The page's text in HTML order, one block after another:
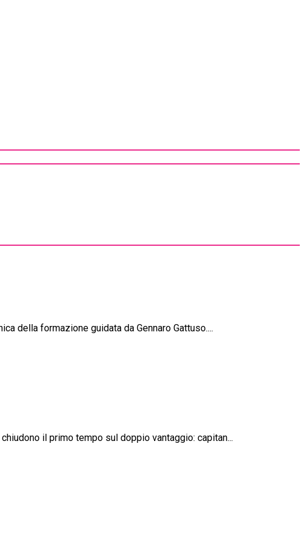
della formazione guidata da Gennaro Gattuso....
il primo tempo sul doppio vantaggio: capitan...